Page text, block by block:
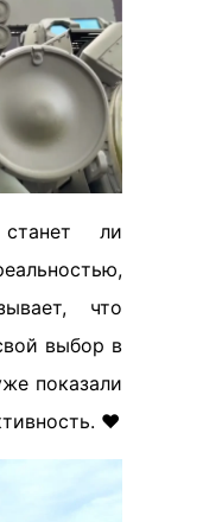
ли
что
выбор в
показали
❤️